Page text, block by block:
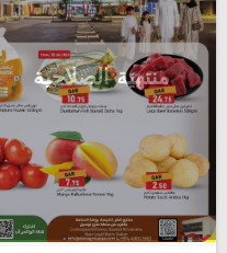
منتهية الصلاحية